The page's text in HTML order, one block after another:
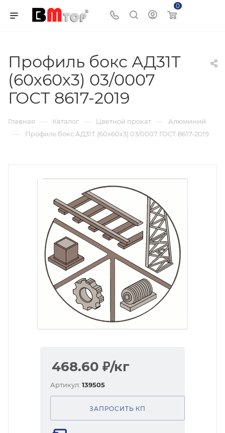
0
Профиль бокс АД31Т
(60х60х3) 03/0007
ГОСТ 8617-2019
Главная — Каталог — Цветной прокат — Алюминий
— Профиль бокс АД31Т (60х60х3) 03/0007 ГОСТ 8617-2019
468.60 ₽/кг
Артикул: 139505
ЗАПРОСИТЬ КП